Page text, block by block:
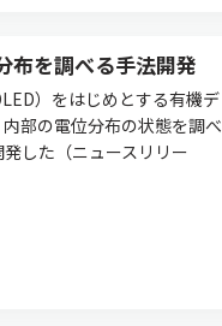
布を調べる手法開発
）をはじめとする有機デ
部の電位分布の状態を調べ
した（ニュースリリー